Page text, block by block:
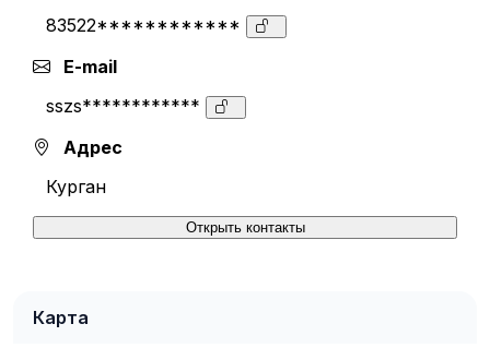
83522************
E-mail
sszs************
Адрес
Курган
Открыть контакты
Карта